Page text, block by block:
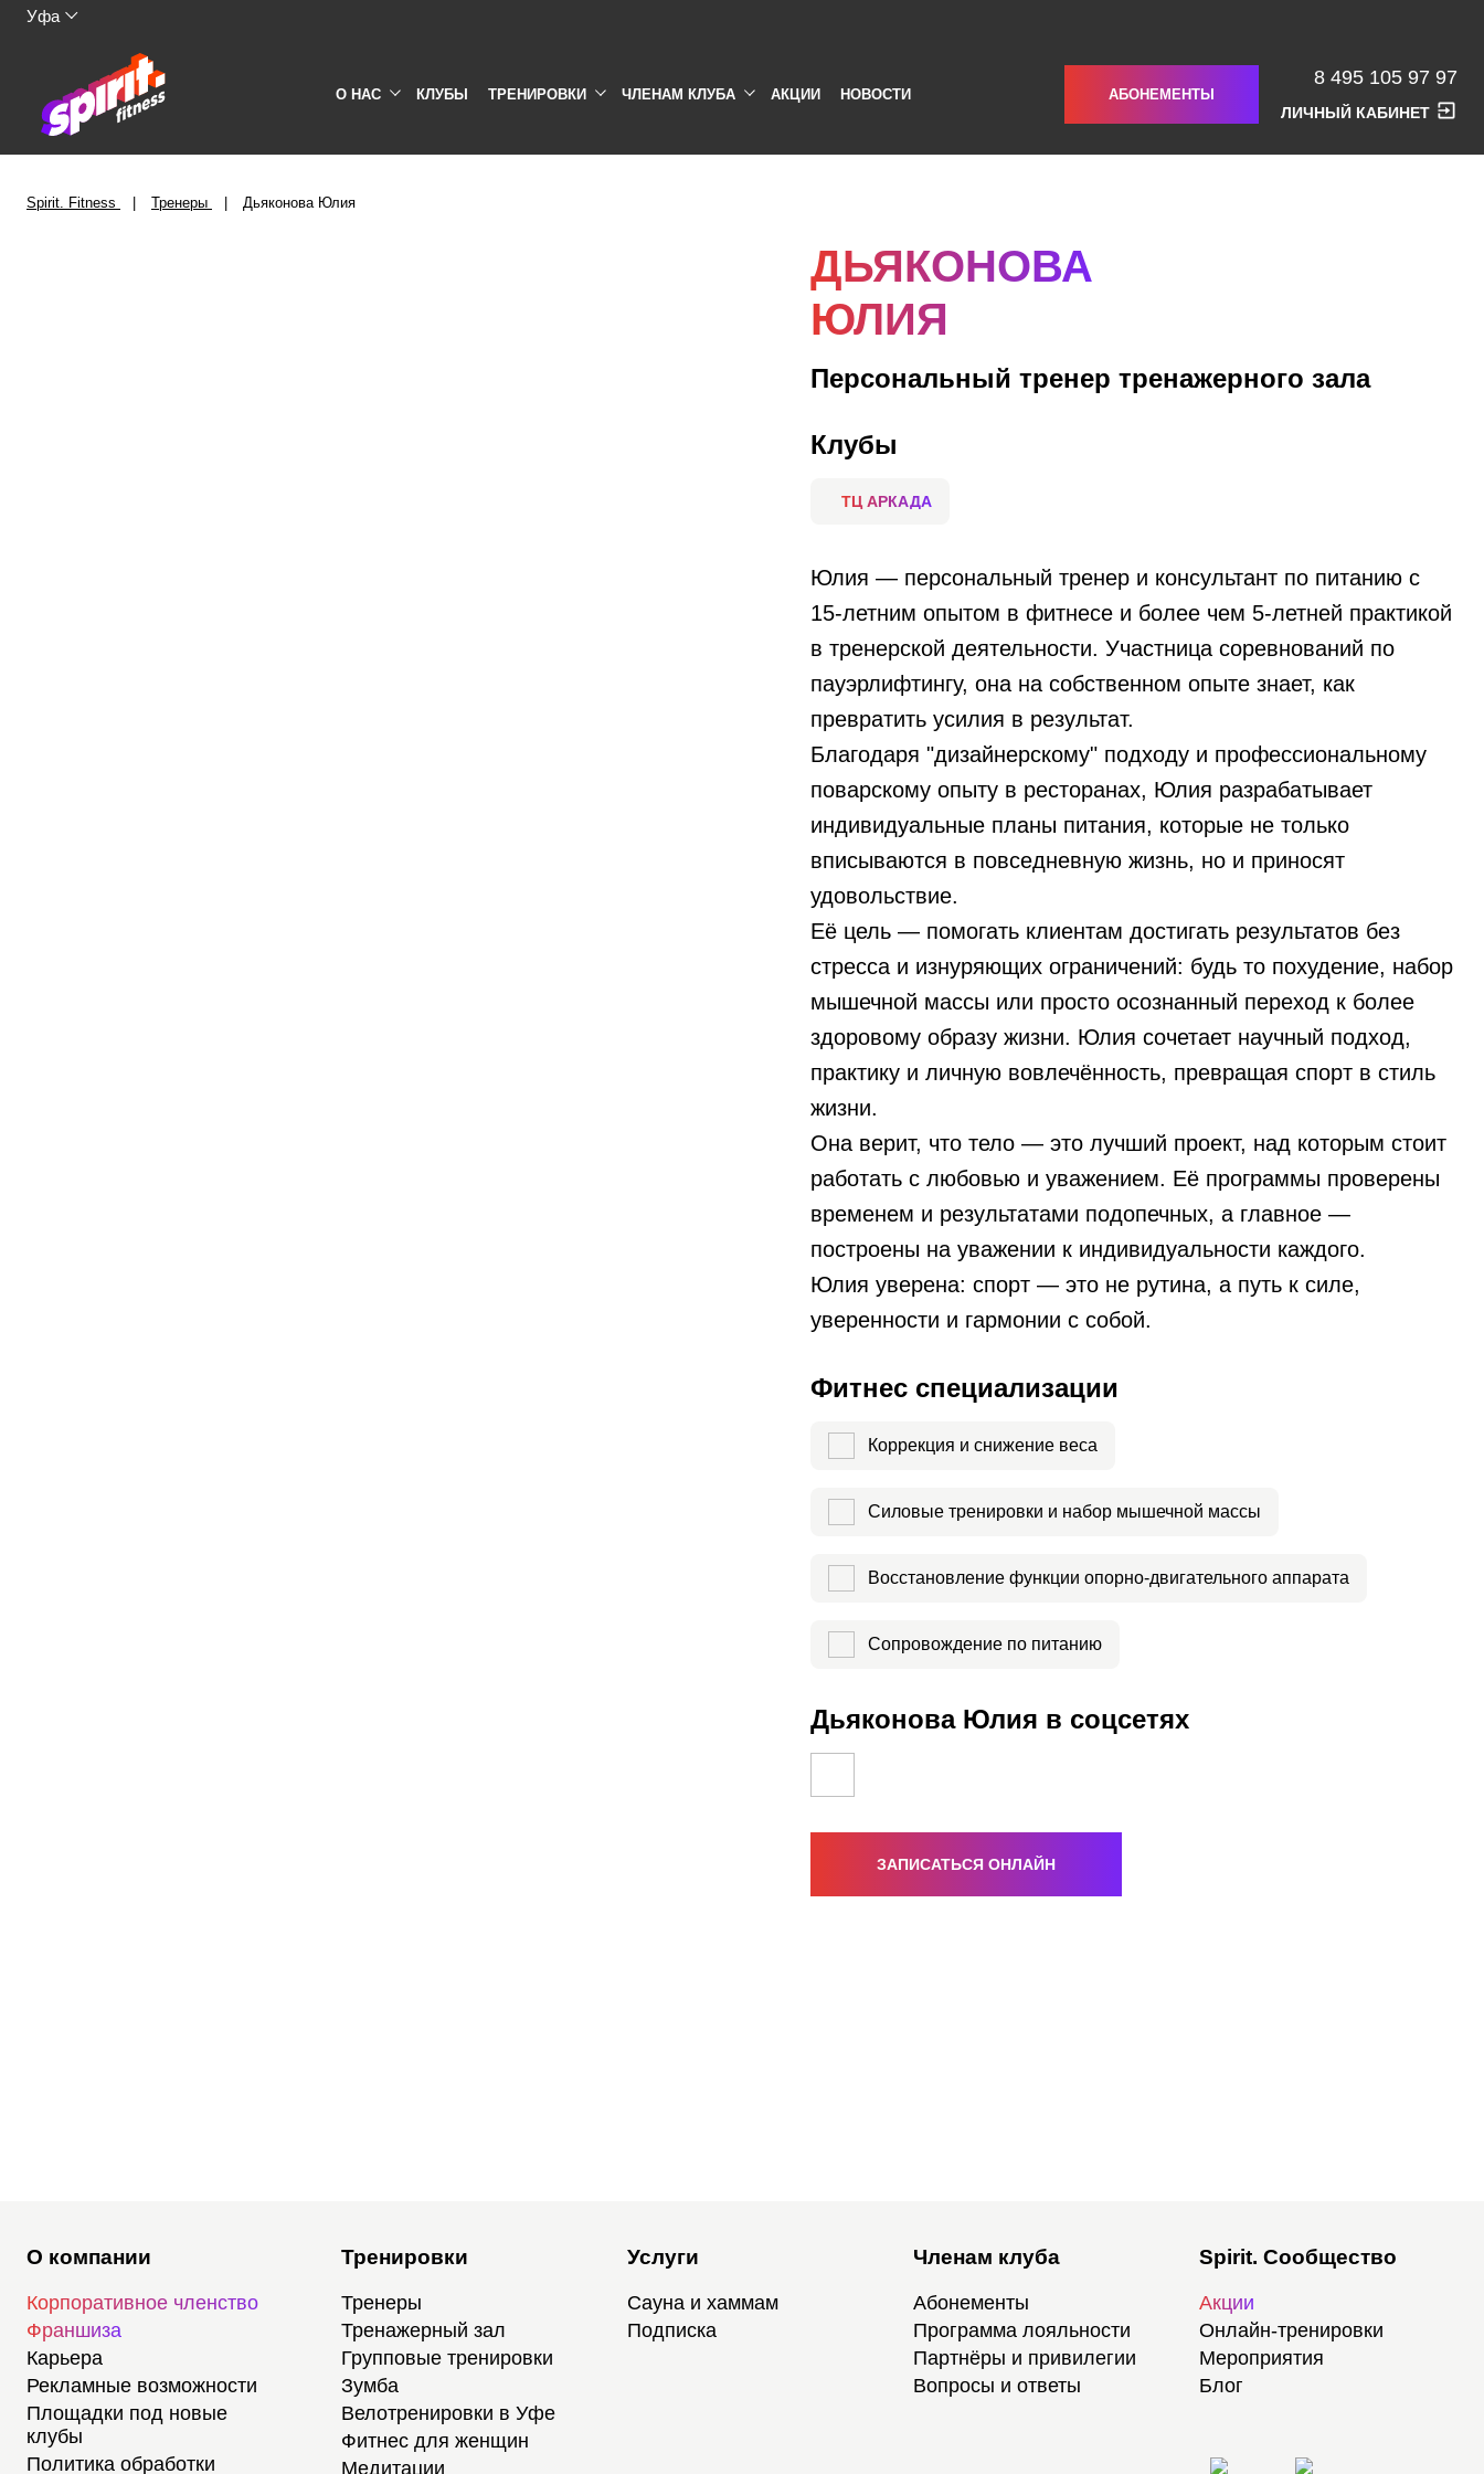
Уфа
О НАС КЛУБЫ ТРЕНИРОВКИ ЧЛЕНАМ КЛУБА АКЦИИ НОВОСТИ АБОНЕМЕНТЫ
8 495 105 97 97
ЛИЧНЫЙ КАБИНЕТ
Spirit. Fitness Тренеры Дьяконова Юлия
ДЬЯКОНОВА
ЮЛИЯ
Персональный тренер тренажерного зала
Клубы
ТЦ АРКАДА
Юлия — персональный тренер и консультант по питанию с
15-летним опытом в фитнесе и более чем 5-летней практикой
в тренерской деятельности. Участница соревнований по
пауэрлифтингу, она на собственном опыте знает, как
превратить усилия в результат.
Благодаря "дизайнерскому" подходу и профессиональному
поварскому опыту в ресторанах, Юлия разрабатывает
индивидуальные планы питания, которые не только
вписываются в повседневную жизнь, но и приносят
удовольствие.
Её цель — помогать клиентам достигать результатов без
стресса и изнуряющих ограничений: будь то похудение, набор
мышечной массы или просто осознанный переход к более
здоровому образу жизни. Юлия сочетает научный подход,
практику и личную вовлечённость, превращая спорт в стиль
жизни.
Она верит, что тело — это лучший проект, над которым стоит
работать с любовью и уважением. Её программы проверены
временем и результатами подопечных, а главное —
построены на уважении к индивидуальности каждого.
Юлия уверена: спорт — это не рутина, а путь к силе,
уверенности и гармонии с собой.
Фитнес специализации
Коррекция и снижение веса
Силовые тренировки и набор мышечной массы
Восстановление функции опорно-двигательного аппарата
Сопровождение по питанию
Дьяконова Юлия в соцсетях
ЗАПИСАТЬСЯ ОНЛАЙН
О компании
Корпоративное членство
Франшиза
Карьера
Рекламные возможности
Площадки под новые
клубы
Политика обработки
Тренировки
Тренеры
Тренажерный зал
Групповые тренировки
Зумба
Велотренировки в Уфе
Фитнес для женщин
Медитации
Услуги
Сауна и хаммам
Подписка
Членам клуба
Абонементы
Программа лояльности
Партнёры и привилегии
Вопросы и ответы
Spirit. Сообщество
Акции
Онлайн-тренировки
Мероприятия
Блог